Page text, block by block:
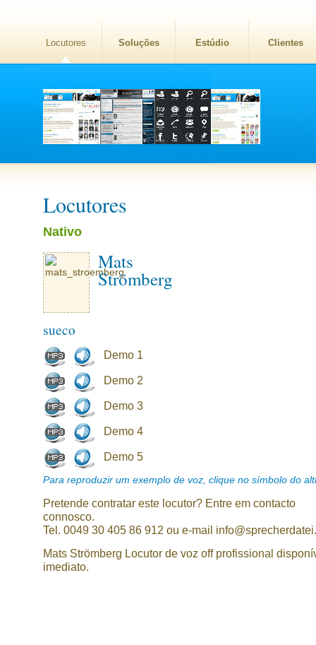
Locutores Soluções Estúdio Clientes
Locutores
Nativo
Mats
Strömberg
sueco
Demo 1
Demo 2
Demo 3
Demo 4
Demo 5
Para reproduzir um exemplo de voz, clique no símbolo do
Pretende contratar este locutor? Entre em contacto
connosco.
Tel. 0049 30 405 86 912 ou e-mail
Mats Strömberg Locutor de voz off profissional
imediato.